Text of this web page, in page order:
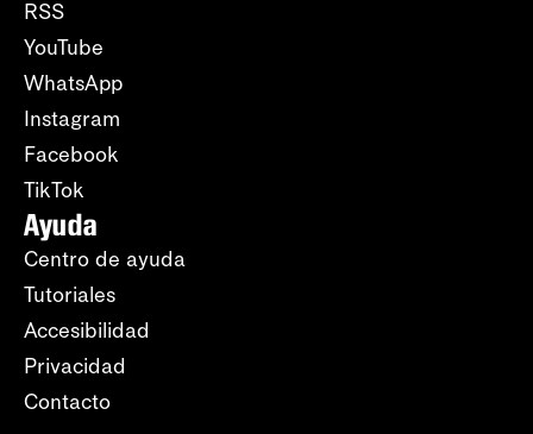
RSS
YouTube
WhatsApp
Instagram
Facebook
TikTok
Ayuda
Centro de ayuda
Tutoriales
Accesibilidad
Privacidad
Contacto